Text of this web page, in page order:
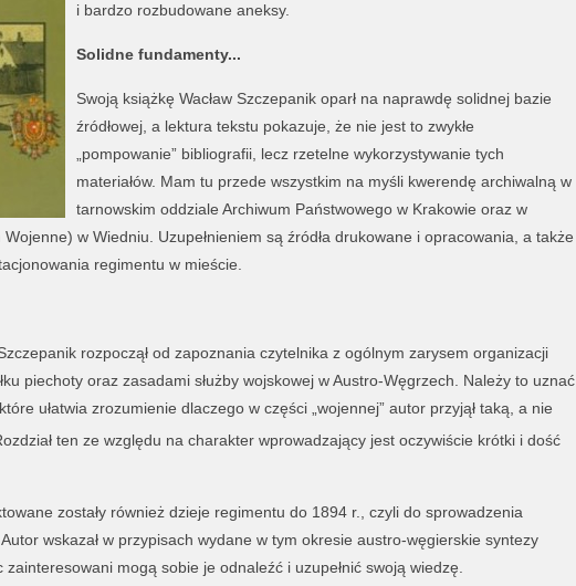
i bardzo rozbudowane aneksy.
Solidne fundamenty...
Swoją książkę Wacław Szczepanik oparł na naprawdę solidnej bazie
źródłowej, a lektura tekstu pokazuje, że nie jest to zwykłe
„pompowanie” bibliografii, lecz rzetelne wykorzystywanie tych
materiałów. Mam tu przede wszystkim na myśli kwerendę archiwalną w
tarnowskim oddziale Archiwum Państwowego w Krakowie oraz w
w Wiedniu. Uzupełnieniem są źródła drukowane i opracowania, a także
regimentu w mieście.
rozpoczął od zapoznania czytelnika z ogólnym zarysem organizacji
piechoty oraz zasadami służby wojskowej w Austro-Węgrzech. Należy to uznać
ułatwia zrozumienie dlaczego w części „wojennej” autor przyjął taką, a nie
ten ze względu na charakter wprowadzający jest oczywiście krótki i dość
zostały również dzieje regimentu do 1894 r., czyli do sprowadzenia
wskazał w przypisach wydane w tym okresie austro-węgierskie syntezy
mogą sobie je odnaleźć i uzupełnić swoją wiedzę.